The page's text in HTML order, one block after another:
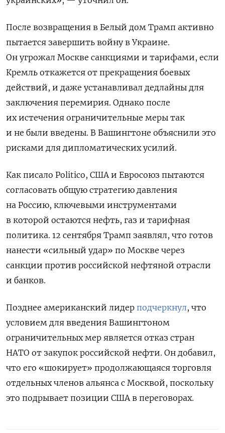
После возвращения в Белый дом Трамп активно
пытается завершить войну в Украине.
Он угрожал Москве санкциями и тарифами, если
Кремль откажется от прекращения боевых
действий, и даже устанавливал дедлайны для
заключения перемирия. Однако после
их истечения ограничительные меры так
и не были введены. В Вашингтоне объяснили это
рисками для дипломатических усилий.
Как писало Politico, США и Евросоюз пытаются
согласовать общую стратегию давления
на Россию, ключевыми инструментами
в которой остаются нефть, газ и тарифная
политика. 12 сентября Трамп заявлял, что готов
нанести «сильный удар» по Москве через
санкции против российской нефтяной отрасли
и банков.
Позднее американский лидер подчеркнул, что
условием для введения Вашингтоном
ограничительных мер является отказ стран
НАТО от закупок российской нефти. Он добавил,
что его «шокирует» продолжающаяся торговля
отдельных членов альянса с Москвой, поскольку
это подрывает позиции США в переговорах.